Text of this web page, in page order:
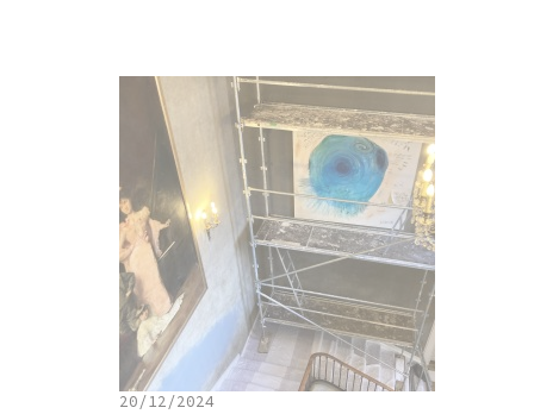
20/12/2024